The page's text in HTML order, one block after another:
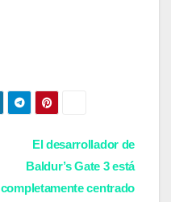
El desarrollador de
Baldur’s Gate 3 está
completamente centrado